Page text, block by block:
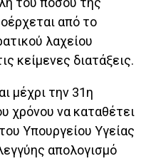
από το
λαχείου
κείμενες διατάξεις.
μέχρι την 31η
χρόνου να καταθέτει
Υπουργείου Υγείας
απολογισμό